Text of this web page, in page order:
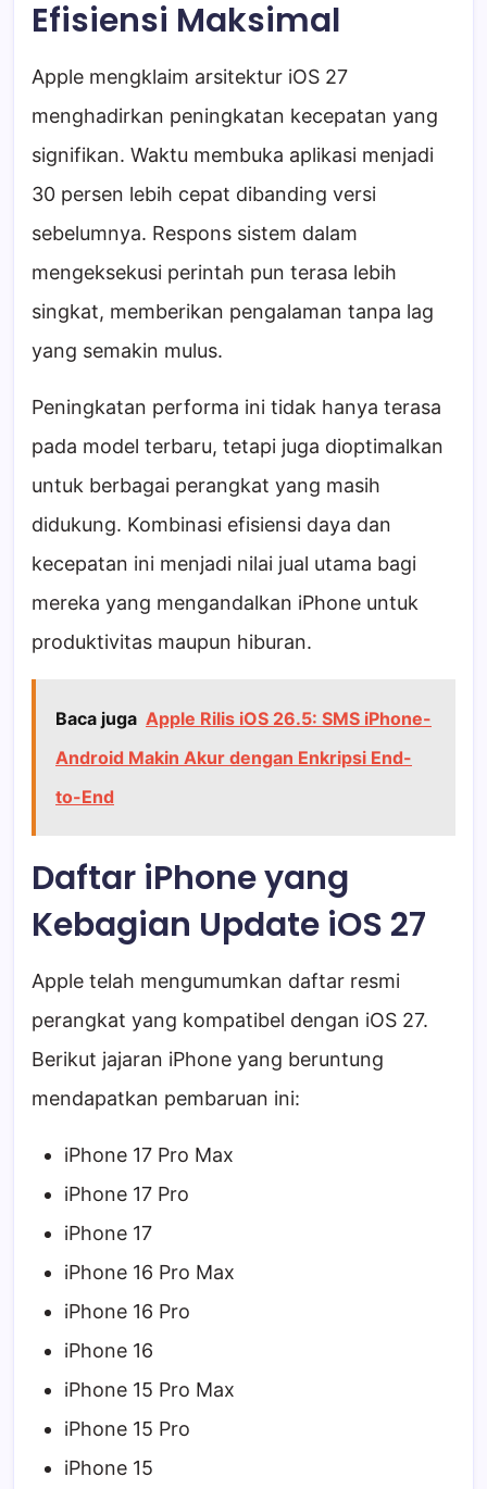
Efisiensi Maksimal
Apple mengklaim arsitektur iOS 27
menghadirkan peningkatan kecepatan yang
signifikan. Waktu membuka aplikasi menjadi
30 persen lebih cepat dibanding versi
sebelumnya. Respons sistem dalam
mengeksekusi perintah pun terasa lebih
singkat, memberikan pengalaman tanpa lag
yang semakin mulus.
Peningkatan performa ini tidak hanya terasa
pada model terbaru, tetapi juga dioptimalkan
untuk berbagai perangkat yang masih
didukung. Kombinasi efisiensi daya dan
kecepatan ini menjadi nilai jual utama bagi
mereka yang mengandalkan iPhone untuk
produktivitas maupun hiburan.
Baca juga Apple Rilis iOS 26.5: SMS iPhone-
Android Makin Akur dengan Enkripsi End-
to-End
Daftar iPhone yang
Kebagian Update iOS 27
Apple telah mengumumkan daftar resmi
perangkat yang kompatibel dengan iOS 27.
Berikut jajaran iPhone yang beruntung
mendapatkan pembaruan ini:
iPhone 17 Pro Max
iPhone 17 Pro
iPhone 17
iPhone 16 Pro Max
iPhone 16 Pro
iPhone 16
iPhone 15 Pro Max
iPhone 15 Pro
iPhone 15